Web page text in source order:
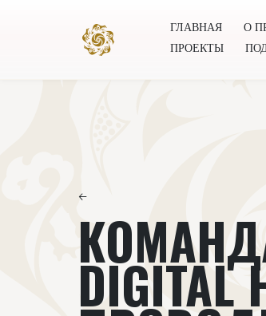
ГЛАВНАЯ О
ПРОЕКТЫ
←
DIGITAL